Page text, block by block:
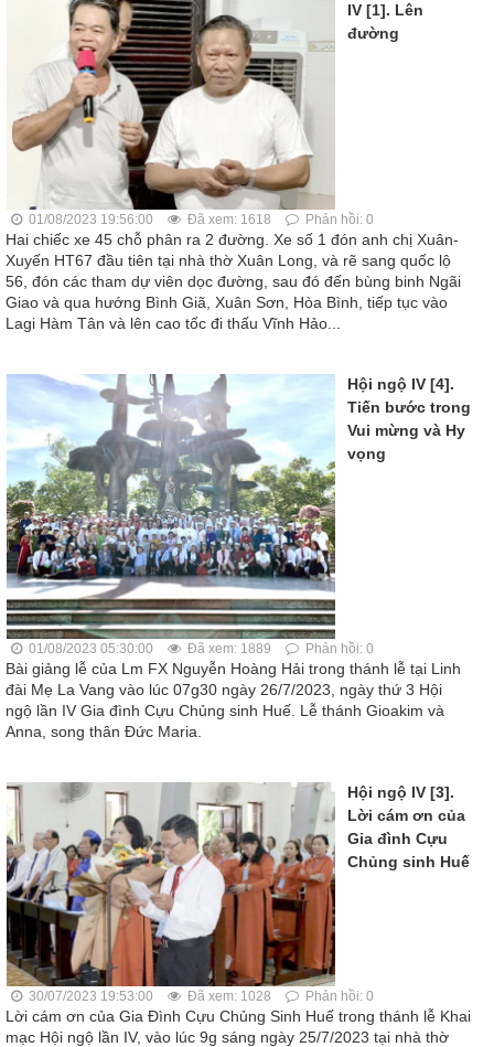
IV [1]. Lên
đường
01/08/2023 19:56:00 Đã xem: 1618 Phản hồi: 0
Hai chiếc xe 45 chỗ phân ra 2 đường. Xe số 1 đón anh chị Xuân-
Xuyến HT67 đầu tiên tại nhà thờ Xuân Long, và rẽ sang quốc lộ
56, đón các tham dự viên dọc đường, sau đó đến bùng binh Ngãi
Giao và qua hướng Bình Giã, Xuân Sơn, Hòa Bình, tiếp tục vào
Lagi Hàm Tân và lên cao tốc đi thấu Vĩnh Hảo...
Hội ngộ IV [4].
Tiến bước trong
Vui mừng và Hy
vọng
01/08/2023 05:30:00 Đã xem: 1889 Phản hồi: 0
Bài giảng lễ của Lm FX Nguyễn Hoàng Hải trong thánh lễ tại Linh
đài Mẹ La Vang vào lúc 07g30 ngày 26/7/2023, ngày thứ 3 Hội
ngộ lần IV Gia đình Cựu Chủng sinh Huế. Lễ thánh Gioakim và
Anna, song thân Đức Maria.
Hội ngộ IV [3].
Lời cám ơn của
Gia đình Cựu
Chủng sinh Huế
30/07/2023 19:53:00 Đã xem: 1028 Phản hồi: 0
Lời cám ơn của Gia Đình Cựu Chủng Sinh Huế trong thánh lễ Khai
mạc Hội ngộ lần IV, vào lúc 9g sáng ngày 25/7/2023 tại nhà thờ